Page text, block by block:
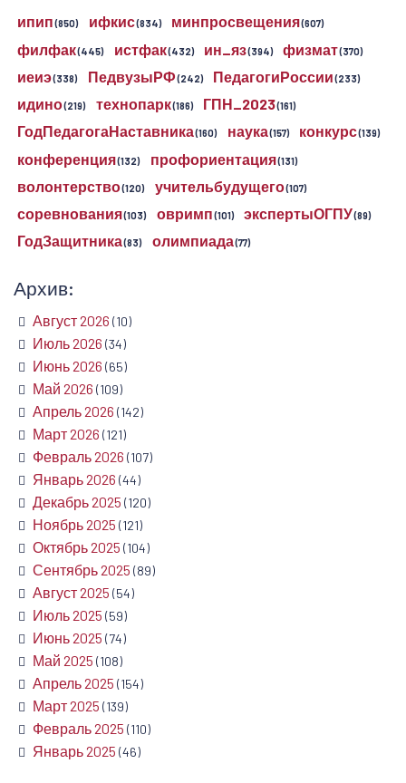
ипип(850) ифкис(834) минпросвещения(607)
филфак(445) истфак(432) ин_яз(394) физмат(370)
иеиэ(338) ПедвузыРФ(242) ПедагогиРоссии(233)
идино(219) технопарк(186) ГПН_2023(161)
ГодПедагогаНаставника(160) наука(157) конкурс(139)
конференция(132) профориентация(131)
волонтерство(120) учительбудущего(107)
соревнования(103) овримп(101) экспертыОГПУ(89)
ГодЗащитника(83) олимпиада(77)
Архив:
Август 2026 (10)
Июль 2026 (34)
Июнь 2026 (65)
Май 2026 (109)
Апрель 2026 (142)
Март 2026 (121)
Февраль 2026 (107)
Январь 2026 (44)
Декабрь 2025 (120)
Ноябрь 2025 (121)
Октябрь 2025 (104)
Сентябрь 2025 (89)
Август 2025 (54)
Июль 2025 (59)
Июнь 2025 (74)
Май 2025 (108)
Апрель 2025 (154)
Март 2025 (139)
Февраль 2025 (110)
Январь 2025 (46)